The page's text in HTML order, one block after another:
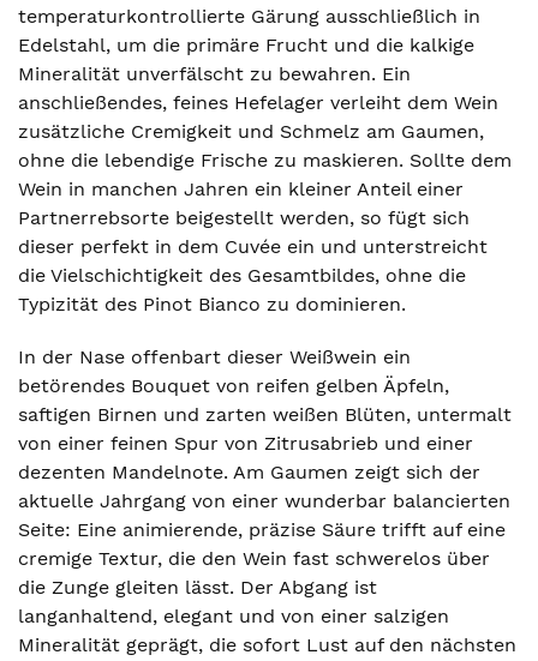
temperaturkontrollierte Gärung ausschließlich in
Edelstahl, um die primäre Frucht und die kalkige
Mineralität unverfälscht zu bewahren. Ein
anschließendes, feines Hefelager verleiht dem Wein
zusätzliche Cremigkeit und Schmelz am Gaumen,
ohne die lebendige Frische zu maskieren. Sollte dem
Wein in manchen Jahren ein kleiner Anteil einer
Partnerrebsorte beigestellt werden, so fügt sich
dieser perfekt in dem Cuvée ein und unterstreicht
die Vielschichtigkeit des Gesamtbildes, ohne die
Typizität des Pinot Bianco zu dominieren.
In der Nase offenbart dieser Weißwein ein
betörendes Bouquet von reifen gelben Äpfeln,
saftigen Birnen und zarten weißen Blüten, untermalt
von einer feinen Spur von Zitrusabrieb und einer
dezenten Mandelnote. Am Gaumen zeigt sich der
aktuelle Jahrgang von einer wunderbar balancierten
Seite: Eine animierende, präzise Säure trifft auf eine
cremige Textur, die den Wein fast schwerelos über
die Zunge gleiten lässt. Der Abgang ist
langanhaltend, elegant und von einer salzigen
Mineralität geprägt, die sofort Lust auf den nächsten